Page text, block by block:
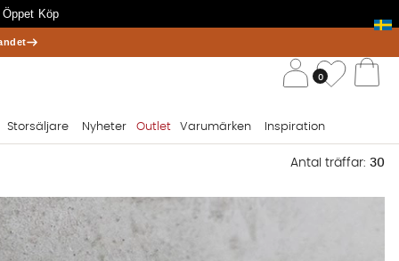
Köp
0
Storsäljare Nyheter Outlet Varumärken Inspiration
Antal träffar: 30